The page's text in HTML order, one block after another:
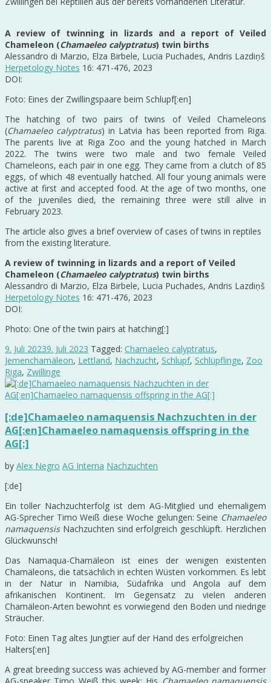
A review of twinning in lizards and a report of Veiled
Chameleon (Chamaeleo calyptratus) twin births
Alessandro di Marzio, Elza Birbele, Lucia Puchades, Andris Lazdiņš
Herpetology Notes 16: 471-476, 2023
DOI:
Foto: Eines der Zwillingspaare beim Schlupf[:en]
The hatching of two pairs of twins of Veiled Chameleons
(Chamaeleo calyptratus) in Latvia has been reported from Riga.
The parents live at Riga Zoo and the young hatched in March
2022. The twins were two male and two female Veiled
Chameleons, each pair in one egg. They came from a clutch of 85
eggs, of which 48 eventually hatched. All four young animals were
active at first and accepted food. At the age of two months, one
of the juveniles died, the remaining three were still alive in
February 2023.
The article also gives a brief overview of cases of twins in reptiles
from the existing literature.
A review of twinning in lizards and a report of Veiled
Chameleon (Chamaeleo calyptratus) twin births
Alessandro di Marzio, Elza Birbele, Lucia Puchades, Andris Lazdiņš
Herpetology Notes 16: 471-476, 2023
DOI:
Photo: One of the twin pairs at hatching[:]
9. Juli 20239. Juli 2023 Tagged: Chamaeleo calyptratus,
Jemenchamäleon, Lettland, Nachzucht, Schlupf, Schlüpflinge, Zoo
Riga, Zwillinge
[:de]Chamaeleo namaquensis Nachzuchten in der
AG[:en]Chamaeleo namaquensis offspring in the
AG[:]
by Alex Negro AG Interna Nachzuchten
[:de]
Ein toller Nachzuchterfolg ist dem AG-Mitglied und ehemaligem
AG-Sprecher Timo Weiß diese Woche gelungen: Seine Chamaeleo
namaquensisNachzuchten sind erfolgreich geschlüpft. Herzlichen
Glückwunsch!
Das Namaqua-Chamäleon ist eines der wenigen existenten
Chamäleons, die tatsächlich in echten Wüsten vorkommen. Es lebt
in der Natur in Namibia, Südafrika und Angola auf dem
afrikanischen Kontinent. Im Gegensatz zu vielen anderen
Chamäleon-Arten bewohnt es vorwiegend den Boden und niedrige
Sträucher.
Foto: Einen Tag altes Jungtier auf der Hand des erfolgreichen
Halters[:en]
A great breeding success was achieved by AG-member and former